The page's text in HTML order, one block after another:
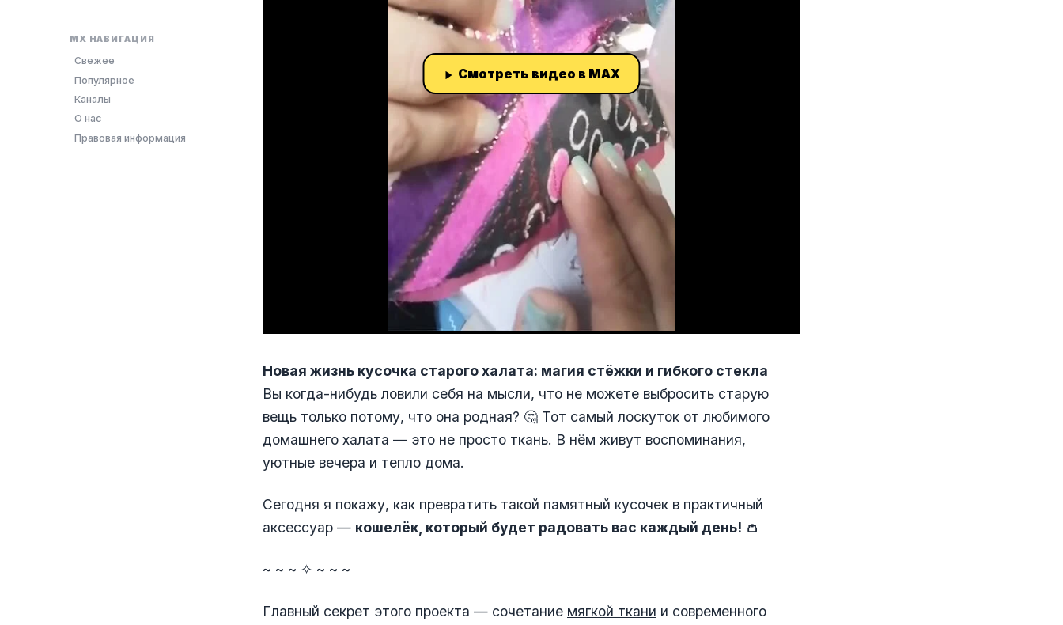
MX НАВИГАЦИЯ
Свежее
Популярное
Каналы
О нас
Правовая информация
Смотреть видео в MAX
Новая жизнь кусочка старого халата: магия стёжки и гибкого стекла
Вы когда-нибудь ловили себя на мысли, что не можете выбросить старую
вещь только потому, что она родная? 🤔 Тот самый лоскуток от любимого
домашнего халата — это не просто ткань. В нём живут воспоминания,
уютные вечера и тепло дома.
Сегодня я покажу, как превратить такой памятный кусочек в практичный
аксессуар — кошелёк, который будет радовать вас каждый день! 👛
~ ~ ~ ✧ ~ ~ ~
Главный секрет этого проекта — сочетание мягкой ткани и современного